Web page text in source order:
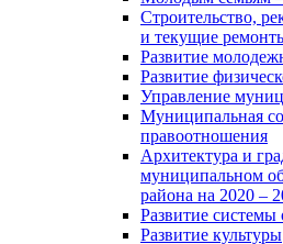
Строительство,
и текущие
Развитие
Развитие
Управление
Муниципальная
правоотношения
Архитектура и
муниципальном
района на 2020 –
Развитие системы
Развитие культуры